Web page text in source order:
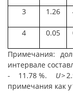
3 1.26
4 0.05
Примечания:
интервале
- 11.78 %. U>
примечания как у